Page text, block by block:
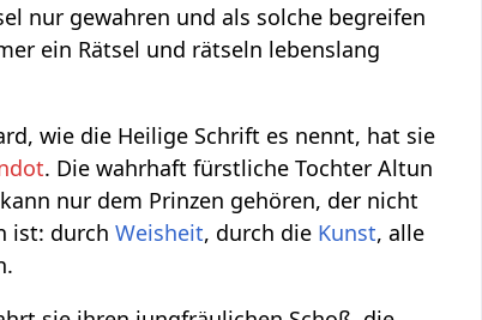
nur gewahren und als solche begreifen
ein Rätsel und rätseln lebenslang
wie die Heilige Schrift es nennt, hat sie
. Die wahrhaft fürstliche Tochter Altun
nur dem Prinzen gehören, der nicht
ist: durchWeisheit, durch die Kunst, alle